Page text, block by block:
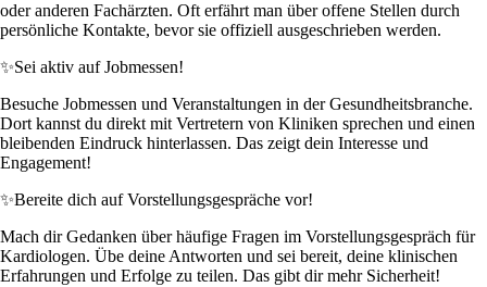
oder anderen Fachärzten. Oft erfährt man über offene Stellen durch
persönliche Kontakte, bevor sie offiziell ausgeschrieben werden.
✨Sei aktiv auf Jobmessen!
Besuche Jobmessen und Veranstaltungen in der Gesundheitsbranche.
Dort kannst du direkt mit Vertretern von Kliniken sprechen und einen
bleibenden Eindruck hinterlassen. Das zeigt dein Interesse und
Engagement!
✨Bereite dich auf Vorstellungsgespräche vor!
Mach dir Gedanken über häufige Fragen im Vorstellungsgespräch für
Kardiologen. Übe deine Antworten und sei bereit, deine klinischen
Erfahrungen und Erfolge zu teilen. Das gibt dir mehr Sicherheit!